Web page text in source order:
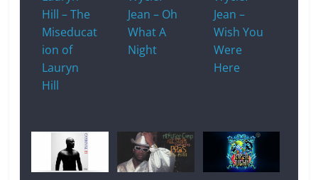
Hill – The
Miseducat
ion of
Lauryn
Hill
Jean – Oh
What A
Night
Jean –
Wish You
Were
Here